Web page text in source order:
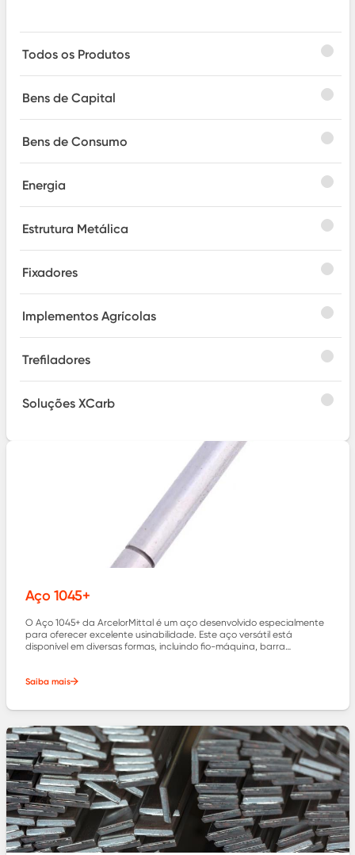
Todos os Produtos
Bens de Capital
Bens de Consumo
Energia
Estrutura Metálica
Fixadores
Implementos Agrícolas
Trefiladores
Soluções XCarb
Aço 1045+
O Aço 1045+ da ArcelorMittal é um aço desenvolvido especialmente
para oferecer excelente usinabilidade. Este aço versátil está
disponível em diversas formas, incluindo fio-máquina, barra
Saiba mais